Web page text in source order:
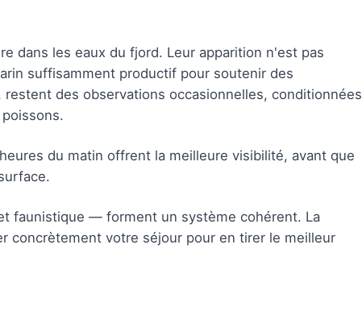
dans les eaux du fjord. Leur apparition n'est pas
suffisamment productif pour soutenir des
des observations occasionnelles, conditionnées
du matin offrent la meilleure visibilité, avant que
faunistique — forment un système cohérent. La
concrètement votre séjour pour en tirer le meilleur